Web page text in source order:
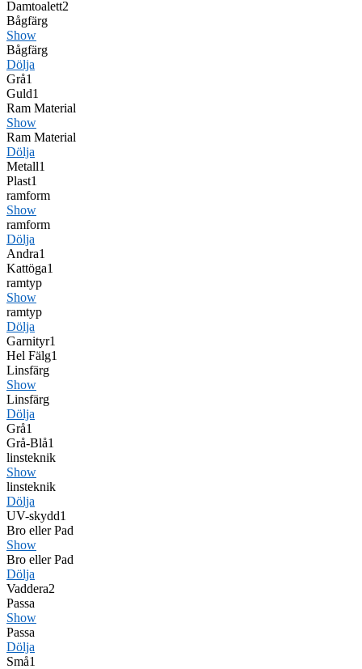
Damtoalett2
Bågfärg
Show
Bågfärg
Dölja
Grå1
Guld1
Ram Material
Show
Ram Material
Dölja
Metall1
Plast1
ramform
Show
ramform
Dölja
Andra1
Kattöga1
ramtyp
Show
ramtyp
Dölja
Garnityr1
Hel Fälg1
Linsfärg
Show
Linsfärg
Dölja
Grå1
Grå-Blå1
linsteknik
Show
linsteknik
Dölja
UV-skydd1
Bro eller Pad
Show
Bro eller Pad
Dölja
Vaddera2
Passa
Show
Passa
Dölja
Små1